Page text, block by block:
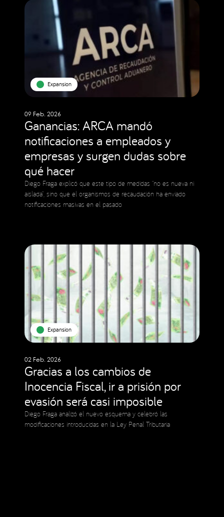
Expansion
09 Feb. 2026
Ganancias: ARCA mandó
notificaciones a empleados y
empresas y surgen dudas sobre
qué hacer
Diego Fraga explicó que este tipo de medidas “no es nueva ni
aislada”, sino que el organismos de recaudación ha enviado
notificaciones masivas en el pasado
Expansion
02 Feb. 2026
Gracias a los cambios de
Inocencia Fiscal, ir a prisión por
evasión será casi imposible
Diego Fraga analizó el nuevo esquema y celebró las
modificaciones introducidas en la Ley Penal Tributaria